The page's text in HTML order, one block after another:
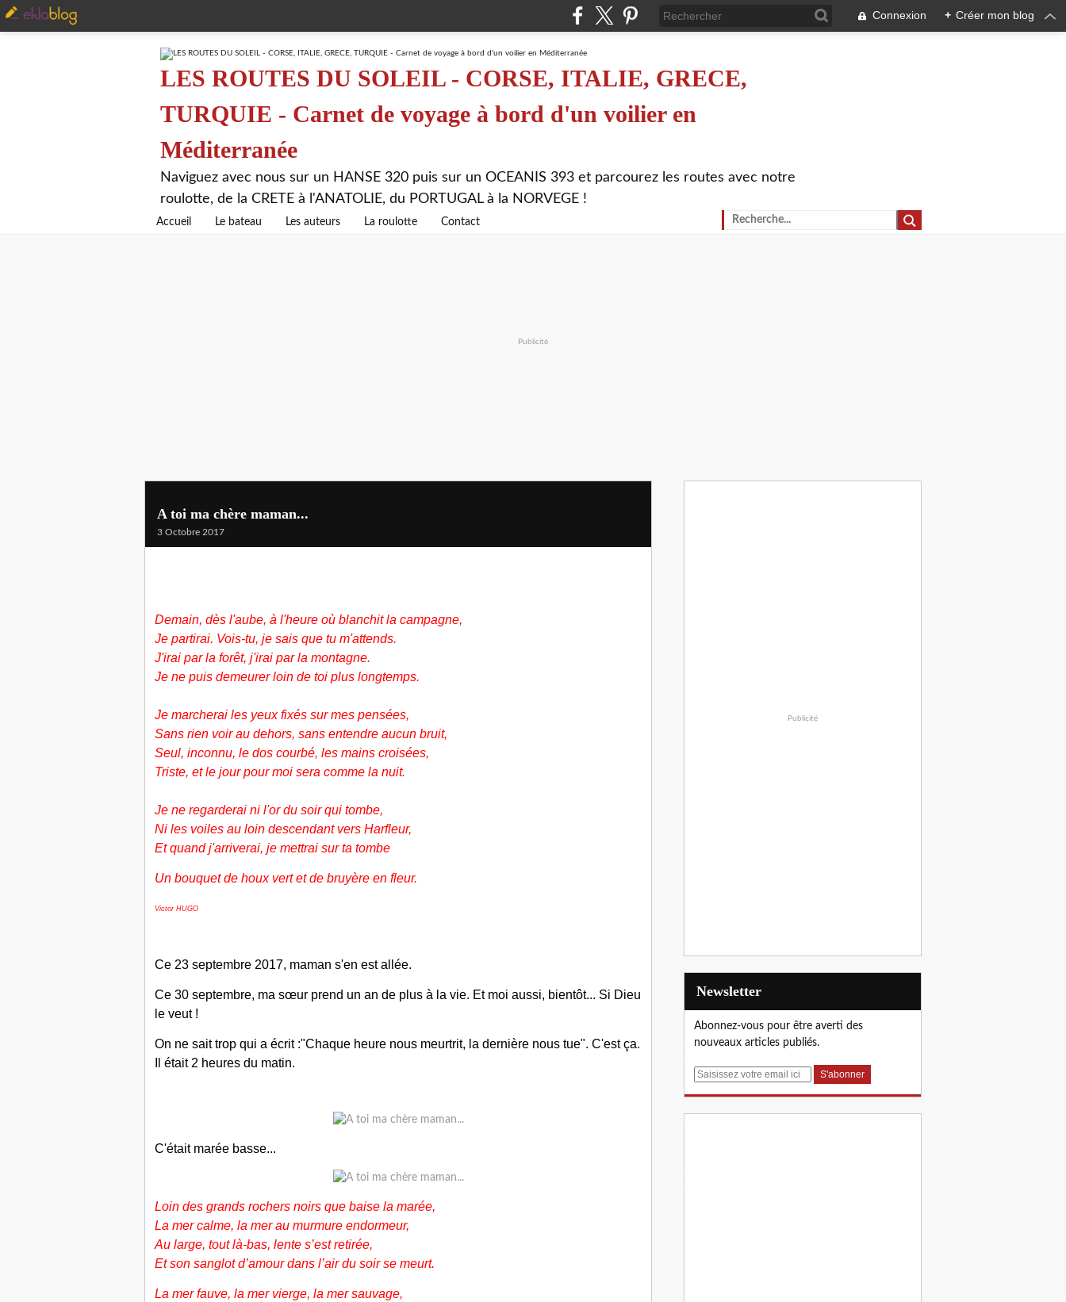
Connexion + Créer mon blog
LES ROUTES DU SOLEIL - CORSE, ITALIE, GRECE,
TURQUIE - Carnet de voyage à bord d'un voilier en
Méditerranée
Naviguez avec nous sur un HANSE 320 puis sur un OCEANIS 393 et parcourez les routes avec notre
roulotte, de la CRETE à l'ANATOLIE, du PORTUGAL à la NORVEGE !
Accueil Le bateau Les auteurs La roulotte Contact
Publicité
A toi ma chère maman...
3 Octobre 2017
Demain, dès l'aube, à l'heure où blanchit la campagne,
Je partirai. Vois-tu, je sais que tu m'attends.
J'irai par la forêt, j'irai par la montagne.
Je ne puis demeurer loin de toi plus longtemps.
Je marcherai les yeux fixés sur mes pensées,
Sans rien voir au dehors, sans entendre aucun bruit,
Seul, inconnu, le dos courbé, les mains croisées,
Triste, et le jour pour moi sera comme la nuit.
Je ne regarderai ni l'or du soir qui tombe,
Ni les voiles au loin descendant vers Harfleur,
Et quand j'arriverai, je mettrai sur ta tombe
Un bouquet de houx vert et de bruyère en fleur.
Victor HUGO
Ce 23 septembre 2017, maman s'en est allée.
Ce 30 septembre, ma sœur prend un an de plus à la vie. Et moi aussi, bientôt... Si Dieu
le veut !
On ne sait trop qui a écrit :"Chaque heure nous meurtrit, la dernière nous tue". C'est ça.
Il était 2 heures du matin.
C'était marée basse...
Loin des grands rochers noirs que baise la marée,
La mer calme, la mer au murmure endormeur,
Au large, tout là-bas, lente s’est retirée,
Et son sanglot d’amour dans l’air du soir se meurt.
La mer fauve, la mer vierge, la mer sauvage,
Publicité
Newsletter
Abonnez-vous pour être averti des
nouveaux articles publiés.
E